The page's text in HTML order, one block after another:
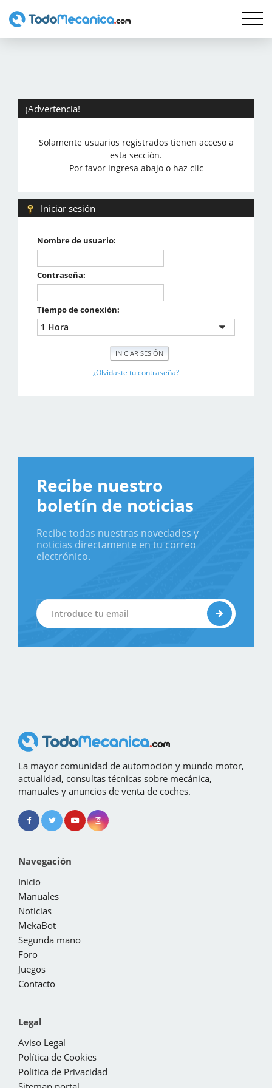
¡Advertencia!
Solamente usuarios registrados tienen acceso a
esta sección.
Por favor ingresa abajo o haz clic
Iniciar sesión
Nombre de usuario:
Contraseña:
Tiempo de conexión:
¿Olvidaste tu contraseña?
Recibe nuestro
boletín de noticias
Recibe todas nuestras novedades y
noticias directamente en tu correo
electrónico.
La mayor comunidad de automoción y mundo motor,
actualidad, consultas técnicas sobre mecánica,
manuales y anuncios de venta de coches.
Navegación
Inicio
Manuales
Noticias
MekaBot
Segunda mano
Foro
Juegos
Contacto
Legal
Aviso Legal
Política de Cookies
Política de Privacidad